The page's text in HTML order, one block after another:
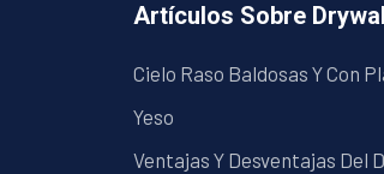
Artículos Sobre Drywall
Cielo Raso Baldosas Y Con
Yeso
Ventajas Y Desventajas Del